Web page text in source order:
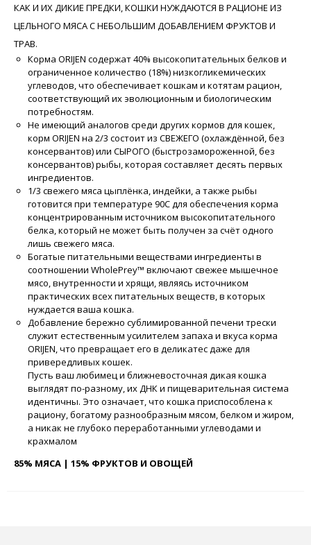
КАК И ИХ ДИКИЕ ПРЕДКИ, КОШКИ НУЖДАЮТСЯ В РАЦИОНЕ ИЗ
ЦЕЛЬНОГО МЯСА С НЕБОЛЬШИМ ДОБАВЛЕНИЕМ ФРУКТОВ И
ТРАВ.
Корма ORIJEN содержат 40% высокопитательных белков и
ограниченное количество (18%) низкогликемических
углеводов, что обеспечивает кошкам и котятам рацион,
соответствующий их эволюционным и биологическим
потребностям.
Не имеющий аналогов среди других кормов для кошек,
корм ORIJEN на 2/3 состоит из СВЕЖЕГО (охлаждённой, без
консервантов) или СЫРОГО (быстрозамороженной, без
консервантов) рыбы, которая составляет десять первых
ингредиентов.
1/3 свежего мяса цыплёнка, индейки, а также рыбы
готовится при температуре 90С для обеспечения корма
концентрированным источником высокопитательного
белка, который не может быть получен за счёт одного
лишь свежего мяса.
Богатые питательными веществами ингредиенты в
соотношении WholePrey™ включают свежее мышечное
мясо, внутренности и хрящи, являясь источником
практических всех питательных веществ, в которых
нуждается ваша кошка.
Добавление бережно сублимированной печени трески
служит естественным усилителем запаха и вкуса корма
ORIJEN, что превращает его в деликатес даже для
привередливых кошек.
Пусть ваш любимец и ближневосточная дикая кошка
выглядят по-разному, их ДНК и пищеварительная система
идентичны. Это означает, что кошка приспособлена к
рациону, богатому разнообразным мясом, белком и жиром,
а никак не глубоко переработанными углеводами и
крахмалом
85% МЯСА | 15% ФРУКТОВ И ОВОЩЕЙ